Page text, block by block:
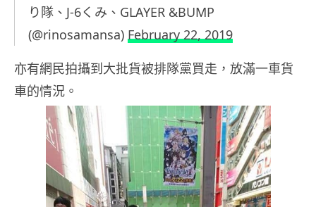
り隊、J-6くみ、GLAYER &BUMP
(@rinosamansa) February 22, 2019
亦有網民拍攝到大批貨被排隊黨買走，放滿一車貨
車的情況。